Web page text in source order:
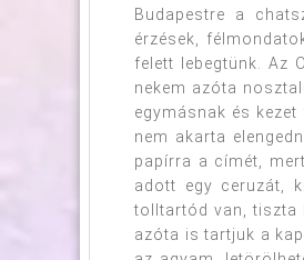
Budapestre a
érzések,
felett lebegtünk. Az
nekem azóta
egymásnak és
nem akarta
papírra a címét,
adott egy ceruzát,
tolltartód van, tiszta
azóta is tartjuk a